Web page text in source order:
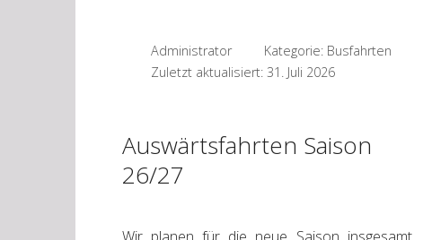
Administrator Kategorie: Busfahrten
Zuletzt aktualisiert: 31. Juli 2026
Auswärtsfahrten Saison
26/27